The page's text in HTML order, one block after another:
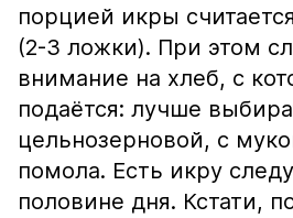
порцией икры
(2-3 ложки). При этом
внимание на хлеб, с
подаётся: лучше
цельнозерновой, с
помола. Есть икру
половине дня. Кстати,